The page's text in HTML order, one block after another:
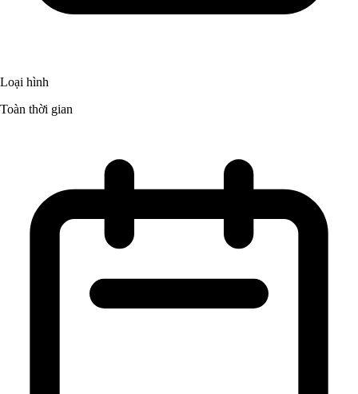
Loại hình
Toàn thời gian